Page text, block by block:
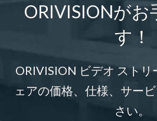
ORIVISIONが
す！
ORIVISION ビデオ ストリ
ェアの価格、仕様、サー
さい。